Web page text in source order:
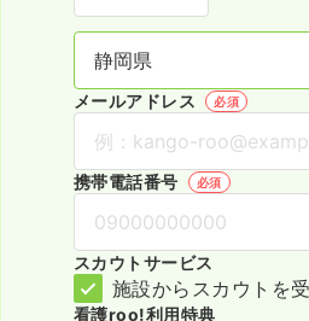
メールアドレス 必須
携帯電話番号 必須
スカウトサービス
施設からスカウトを
看護roo!利用特典